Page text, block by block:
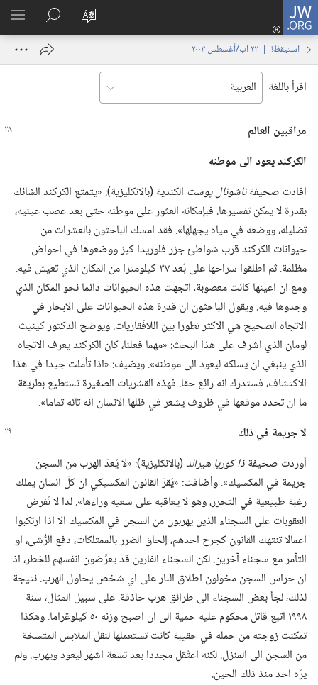
JW.ORG
تغيير
الموقع
تسجيل
الدخول
نافذة
البحث
في
JW.‎ORG
استيقظ‏!‏ | ‏‎٢٢‏ ‏‎آب/أغسطس‏ ‎٢٠٠٣
اقرأ باللغة
مراقبين العالم
الكركند يعود الى موطنه
افادت صحيفةناشونال پوست الكندية (‏بالانكليزية)‏:‏ «يتمتع الكركند الشائك
بقدرة لا يمكن تفسيرها.‏ فبإمكانه العثور على موطنه حتى بعد عصب عينيه،‏
تضليله،‏ ووضعه في مياه يجهلها».‏ فقد امسك الباحثون بالعشرات من
حيوانات الكركند قرب شواطئ جزر فلوريدا كيز ووضعوها في احواض
مظلمة.‏ ثم اطلقوا سراحها على بُعد ٣٧ كيلومترا من المكان الذي تعيش فيه.‏
ومع ان اعينها كانت معصوبة،‏ اتجهت هذه الحيوانات دائما نحو المكان الذي
وجدوها فيه.‏ ويقول الباحثون ان قدرة هذه الحيوانات على الابحار في
الاتجاه الصحيح هي الاكثر تطورا بين اللافَقاريات.‏ ويوضح الدكتور كينيث
لومان الذي اشرف على هذا البحث:‏ «مهما فعلنا،‏ كان الكركند يعرف الاتجاه
الذي ينبغي ان يسلكه ليعود الى موطنه».‏ ويضيف:‏ «اذا تأملت جيدا في هذا
الاكتشاف،‏ فستدرك انه رائع حقا.‏ فهذه القشريات الصغيرة تستطيع بطريقة
ما ان تحدد موقعها في ظروف يشعر في ظلها الانسان انه تائه تماما».‏
لا جريمة فيذلك
أوردت صحيفةذا كوريا هيرالد‏(‏بالانكليزية)‏:‏ «لا يُعدّ الهرب من السجن
جريمة في المكسيك».‏ وأضافت:‏ «يُقرّ القانون المكسيكي ان كلّ انسان يملك
رغبة طبيعية في التحرر،‏ وهو لا يعاقبه على سعيه وراءها».‏ لذا لا تُفرض
العقوبات على السجناء الذين يهربون من السجن في المكسيك الا اذا ارتكبوا
اعمالا تنتهك القانون كجرح احدهم،‏ إلحاق الضرر بالممتلكات،‏ دفع الرُّشى،‏ او
التآمر مع سجناء آخرين.‏ لكن السجناء الفارين قد يعرِّضون انفسهم للخطر،‏ اذ
ان حراس السجن مخولون اطلاق النار على اي شخص يحاول الهرب.‏ نتيجة
لذلك،‏ لجأ بعض السجناء الى طرائق هرب حاذقة.‏ على سبيل المثال،‏ سنة
١٩٩٨ اتبع قاتل محكوم عليه حمية الى ان اصبح وزنه ٥٠ كيلوڠراما.‏ وهكذا
تمكنت زوجته من حمله في حقيبة كانت تستعملها لنقل الملابس المتسخة
من السجن الى المنزل.‏ لكنه اعتُقل مجددا بعد تسعة اشهر ليعود ويهرب.‏ ولم
يرَه احد منذ ذلك الحين.‏